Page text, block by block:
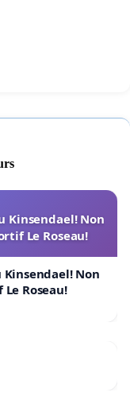
Kinsendael! Non
Le Roseau!
Non
Roseau!